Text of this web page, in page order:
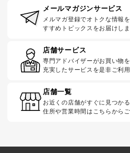
メールマガジンサービス
メルマガ登録でオトクな情報
すすめトピックスをお届けしま
店舗サービス
専門アドバイザーがお買い物
充実したサービスを是非ご利用
店舗一覧
お近くの店舗がすぐに見つかる
住所や営業時間はこちらから